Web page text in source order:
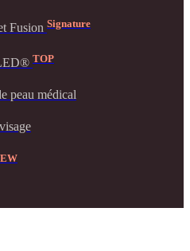
Fusion Signature
TOP
peau médical